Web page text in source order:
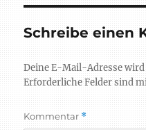
Schreibe einen
Deine E-Mail-Adresse
Erforderliche Felder sind
Kommentar *